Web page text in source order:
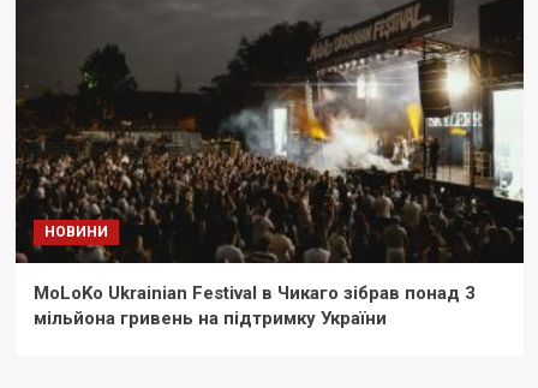
НОВИНИ
MoLoKo Ukrainian Festival в Чикаго зібрав понад 3
мільйона гривень на підтримку України